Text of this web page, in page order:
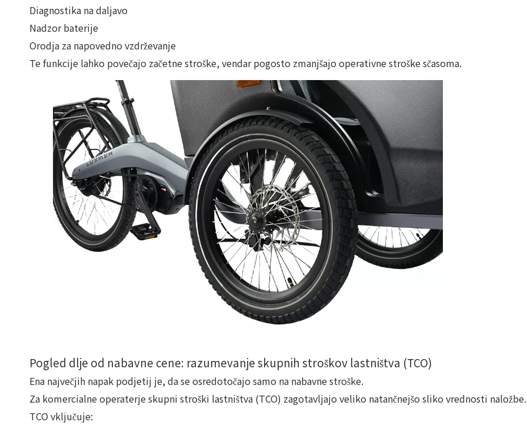
Diagnostika na daljavo
Nadzor baterije
Orodja za napovedno vzdrževanje
Te funkcije lahko povečajo začetne stroške, vendar pogosto zmanjšajo operativne stroške sčasoma.
Pogled dlje od nabavne cene: razumevanje skupnih stroškov lastništva (TCO)
Ena največjih napak podjetij je, da se osredotočajo samo na nabavne stroške.
Za komercialne operaterje skupni stroški lastništva (TCO) zagotavljajo veliko natančnejšo sliko vrednosti naložbe.
TCO vključuje: